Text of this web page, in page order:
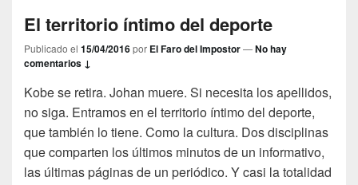
El territorio íntimo del deporte
Publicado el 15/04/2016por El Faro del Impostor—No hay
comentarios ↓
Kobe se retira. Johan muere. Si necesita los apellidos,
no siga. Entramos en el territorio íntimo del deporte,
que también lo tiene. Como la cultura. Dos disciplinas
que comparten los últimos minutos de un informativo,
las últimas páginas de un periódico. Y casi la totalidad